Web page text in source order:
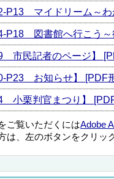
マイドリーム～わ
図書館へ行こう～
民記者のページ】
お知らせ】 [PDF
栗判官まつり】 [PDF
ご覧いただくにはAdobe
は、左のボタンをクリッ